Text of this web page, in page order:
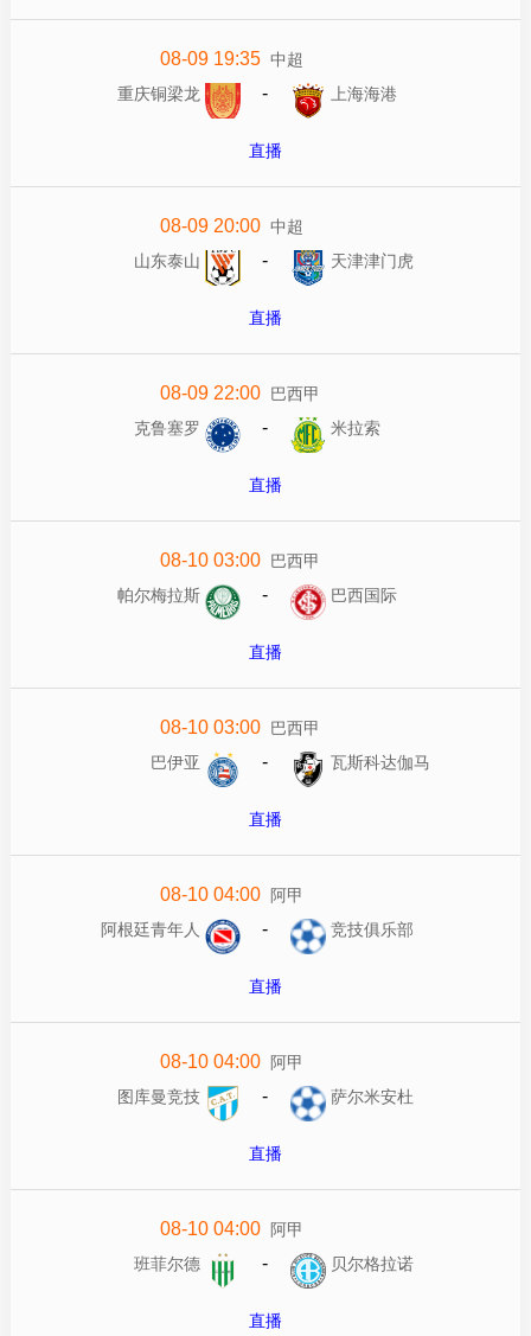
08-09 19:35 中超
重庆铜梁龙
- 上海海港
直播
08-09 20:00 中超
山东泰山
- 天津津门虎
直播
08-09 22:00 巴西甲
克鲁塞罗
- 米拉索
直播
08-10 03:00 巴西甲
帕尔梅拉斯
- 巴西国际
直播
08-10 03:00 巴西甲
巴伊亚
- 瓦斯科达伽马
直播
08-10 04:00
阿甲
阿根廷青年人
- 竞技俱乐部
直播
08-10 04:00
阿甲
图库曼竞技
- 萨尔米安杜
直播
08-10 04:00
阿甲
班菲尔德
- 贝尔格拉诺
直播